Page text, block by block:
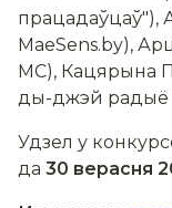
працадаўцаў"),
MaeSens.by),
МС), Кацярына
ды-джэй радыё
Удзел у
да 30 верасня